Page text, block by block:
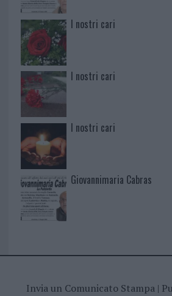
I nostri cari
I nostri cari
I nostri cari
Giovannimaria Cabras
Invia un Comunicato Stampa|